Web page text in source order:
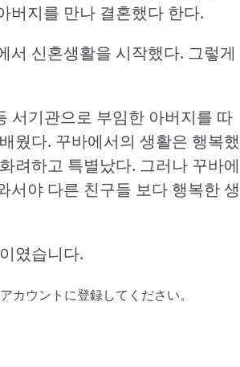
버지를 만나 결혼했다 한다.
서 신혼생활을 시작했다. 그렇게
서기관으로 부임한 아버지를 따
웠다. 꾸바에서의 생활은 행복했
려하고 특별났다. 그러나 꾸바에
서야 다른 친구들 보다 행복한 생
였습니다.
カウントに登録してください。